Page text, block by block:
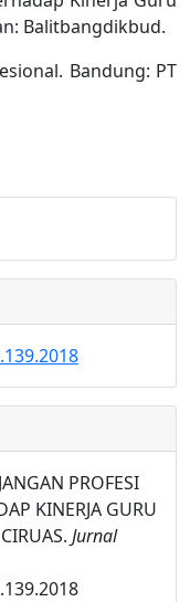
Balitbangdikbud.
Bandung: PT
PROFESI
KINERJA GURU
Jurnal